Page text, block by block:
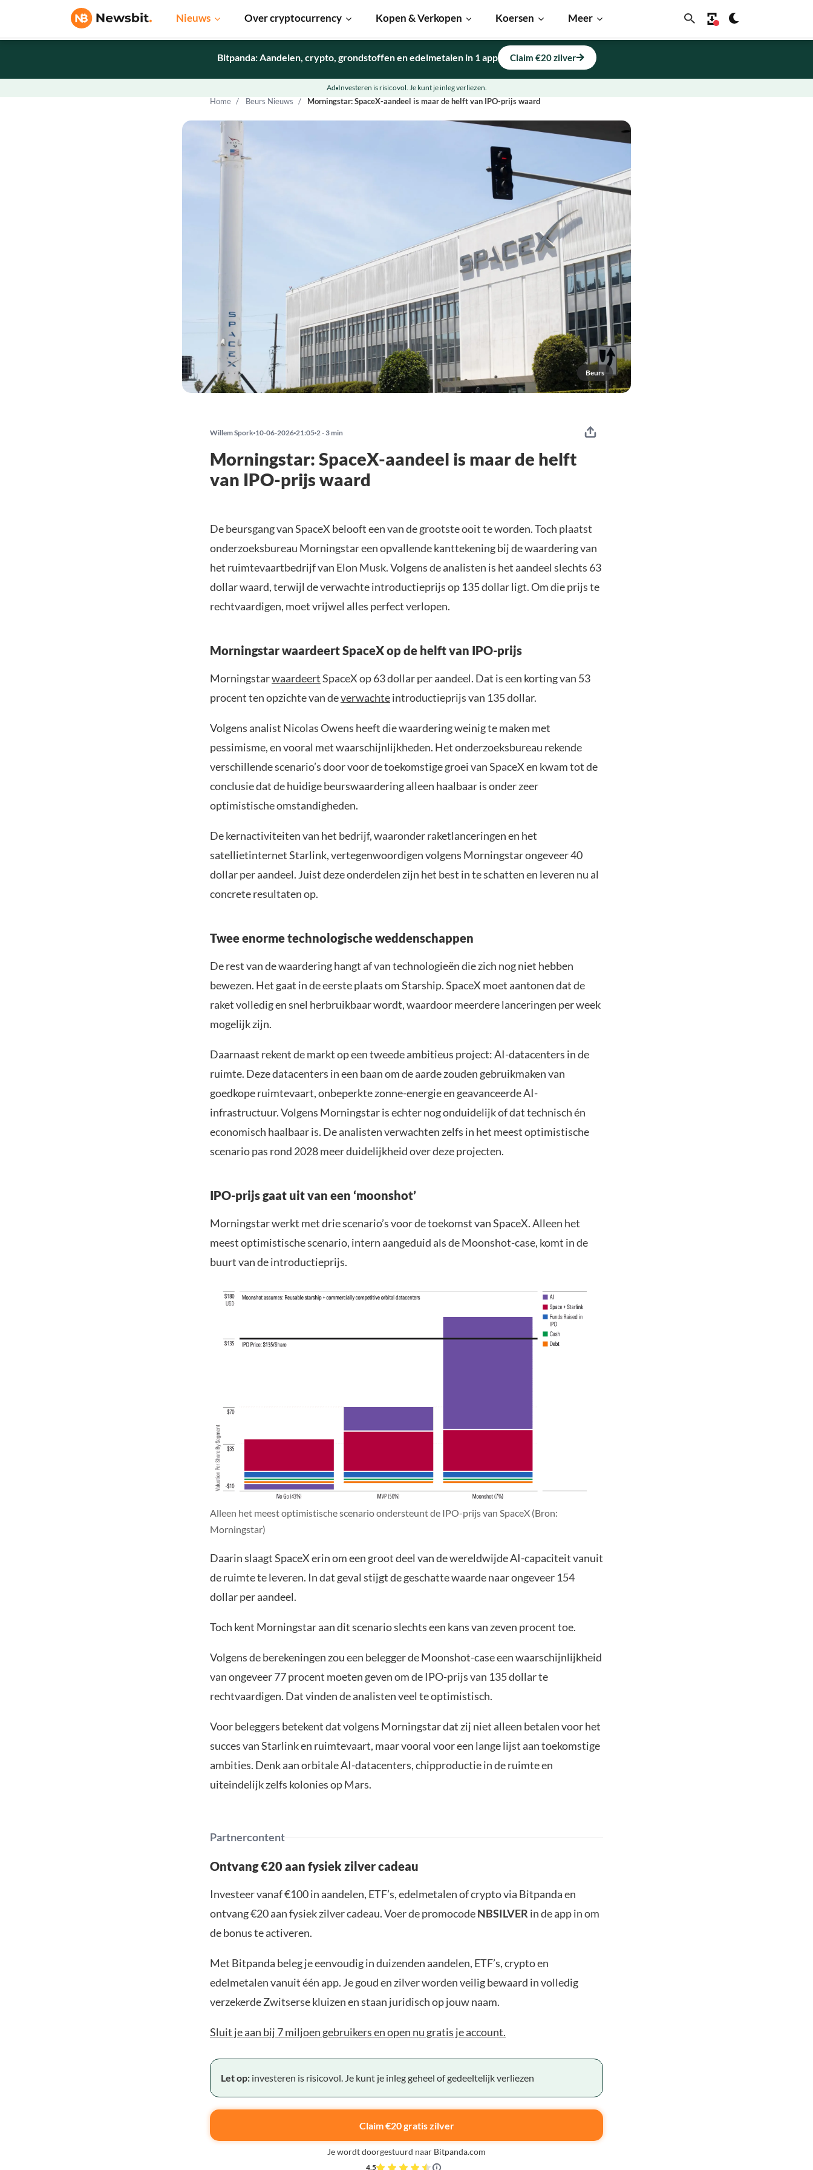
Nieuws Over cryptocurrency Kopen & Verkopen Koersen Meer
Home Beurs Nieuws Morningstar: SpaceX-aandeel is maar de helft van IPO-prijs waard
Beurs
Bitpanda: Aandelen, crypto, grondstoffen en edelmetalen in 1 app Claim €20 zilver
Ad Investeren is risicovol. Je kunt je inleg verliezen.
Willem Spork 10-06-2026 21:05 2 - 3 min
Morningstar: SpaceX-aandeel is maar de helft
van IPO-prijs waard
De beursgang van SpaceX belooft een van de grootste ooit te worden. Toch plaatst
onderzoeksbureau Morningstar een opvallende kanttekening bij de waardering van
het ruimtevaartbedrijf van Elon Musk. Volgens de analisten is het aandeel slechts 63
dollar waard, terwijl de verwachte introductieprijs op 135 dollar ligt. Om die prijs te
rechtvaardigen, moet vrijwel alles perfect verlopen.
Morningstar waardeert SpaceX op de helft van IPO-prijs
MorningstarwaardeertSpaceX op 63 dollar per aandeel. Dat is een korting van 53
procent ten opzichte van deverwachteintroductieprijs van 135 dollar.
Volgens analist Nicolas Owens heeft die waardering weinig te maken met
pessimisme, en vooral met waarschijnlijkheden. Het onderzoeksbureau rekende
verschillende scenario’s door voor de toekomstige groei van SpaceX en kwam tot de
conclusie dat de huidige beurswaardering alleen haalbaar is onder zeer
optimistische omstandigheden.
De kernactiviteiten van het bedrijf, waaronder raketlanceringen en het
satellietinternet Starlink, vertegenwoordigen volgens Morningstar ongeveer 40
dollar per aandeel. Juist deze onderdelen zijn het best in te schatten en leveren nu al
concrete resultaten op.
Twee enorme technologische weddenschappen
De rest van de waardering hangt af van technologieën die zich nog niet hebben
bewezen. Het gaat in de eerste plaats om Starship. SpaceX moet aantonen dat de
raket volledig en snel herbruikbaar wordt, waardoor meerdere lanceringen per week
mogelijk zijn.
Daarnaast rekent de markt op een tweede ambitieus project: AI-datacenters in de
ruimte. Deze datacenters in een baan om de aarde zouden gebruikmaken van
goedkope ruimtevaart, onbeperkte zonne-energie en geavanceerde AI-
infrastructuur. Volgens Morningstar is echter nog onduidelijk of dat technisch én
economisch haalbaar is. De analisten verwachten zelfs in het meest optimistische
scenario pas rond 2028 meer duidelijkheid over deze projecten.
IPO-prijs gaat uit van een ‘moonshot’
Morningstar werkt met drie scenario’s voor de toekomst van SpaceX. Alleen het
meest optimistische scenario, intern aangeduid als de Moonshot-case, komt in de
buurt van de introductieprijs.
Alleen het meest optimistische scenario ondersteunt de IPO-prijs van SpaceX (Bron:
Morningstar)
Daarin slaagt SpaceX erin om een groot deel van de wereldwijde AI-capaciteit vanuit
de ruimte te leveren. In dat geval stijgt de geschatte waarde naar ongeveer 154
dollar per aandeel.
Toch kent Morningstar aan dit scenario slechts een kans van zeven procent toe.
Volgens de berekeningen zou een belegger de Moonshot-case een waarschijnlijkheid
van ongeveer 77 procent moeten geven om de IPO-prijs van 135 dollar te
rechtvaardigen. Dat vinden de analisten veel te optimistisch.
Voor beleggers betekent dat volgens Morningstar dat zij niet alleen betalen voor het
succes van Starlink en ruimtevaart, maar vooral voor een lange lijst aan toekomstige
ambities. Denk aan orbitale AI-datacenters, chipproductie in de ruimte en
uiteindelijk zelfs kolonies op Mars.
Partnercontent
Ontvang €20 aan fysiek zilver cadeau
Investeer vanaf €100 in aandelen, ETF’s, edelmetalen of crypto via Bitpanda en
ontvang €20 aan fysiek zilver cadeau. Voer de promocodeNBSILVER in de app in om
de bonus te activeren.
Met Bitpanda beleg je eenvoudig in duizenden aandelen, ETF’s, crypto en
edelmetalen vanuit één app. Je goud en zilver worden veilig bewaard in volledig
verzekerde Zwitserse kluizen en staan juridisch op jouw naam.
Sluit je aan bij 7 miljoen gebruikers en open nu gratis je account.
Let op: investeren is risicovol. Je kunt je inleg geheel of gedeeltelijk verliezen
Claim €20 gratis zilver
Je wordt doorgestuurd naar Bitpanda.com
4,5